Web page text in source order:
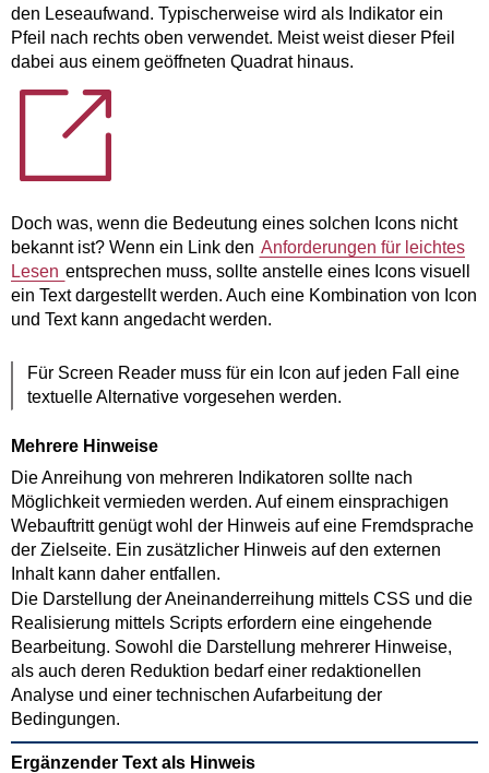
den Leseaufwand. Typischerweise wird als Indikator ein
Pfeil nach rechts oben verwendet. Meist weist dieser Pfeil
dabei aus einem geöffneten Quadrat hinaus.
Doch was, wenn die Bedeutung eines solchen Icons nicht
bekannt ist? Wenn ein Link den Anforderungen für leichtes
Lesen entsprechen muss, sollte anstelle eines Icons visuell
ein Text dargestellt werden. Auch eine Kombination von Icon
und Text kann angedacht werden.
Für Screen Reader muss für ein Icon auf jeden Fall eine
textuelle Alternative vorgesehen werden.
Mehrere Hinweise
Die Anreihung von mehreren Indikatoren sollte nach
Möglichkeit vermieden werden. Auf einem einsprachigen
Webauftritt genügt wohl der Hinweis auf eine Fremdsprache
der Zielseite. Ein zusätzlicher Hinweis auf den externen
Inhalt kann daher entfallen.
Die Darstellung der Aneinanderreihung mittels CSS und die
Realisierung mittels Scripts erfordern eine eingehende
Bearbeitung. Sowohl die Darstellung mehrerer Hinweise,
als auch deren Reduktion bedarf einer redaktionellen
Analyse und einer technischen Aufarbeitung der
Bedingungen.
Ergänzender Text als Hinweis